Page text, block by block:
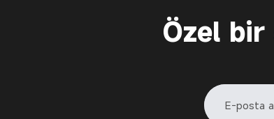
Özel bir